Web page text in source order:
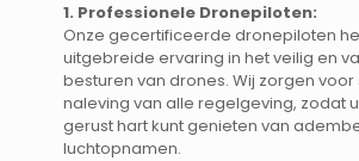
1. Professionele Dronepiloten:
Onze gecertificeerde dronepiloten
uitgebreide ervaring in het veilig en
besturen van drones. Wij zorgen voor
naleving van alle regelgeving, zodat
gerust hart kunt genieten van
luchtopnamen.